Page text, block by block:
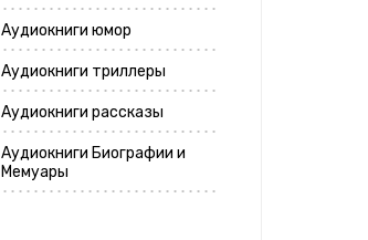
Аудиокниги юмор
Аудиокниги триллеры
Аудиокниги рассказы
Аудиокниги Биографии и
Мемуары